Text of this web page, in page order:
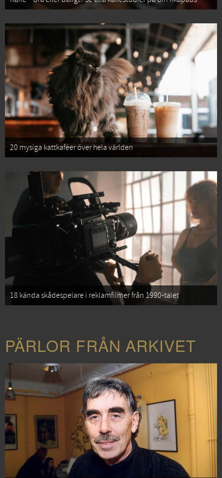
20 mysiga kattkaféer över hela världen
18 kända skådespelare i reklamfilmer från 1990-talet
PÄRLOR FRÅN ARKIVET